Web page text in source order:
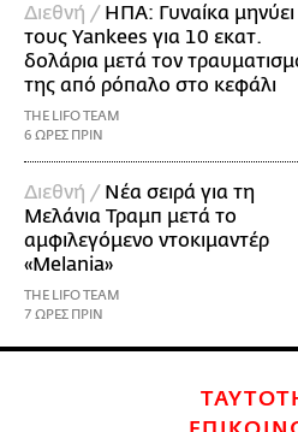
Διεθνή / ΗΠΑ: Γυναίκα μηνύει
τους Yankees για 10 εκατ.
δολάρια μετά τον
της από ρόπαλο στο κεφάλι
THE LIFO TEAM
6 ΩΡΕΣ ΠΡΙΝ
Διεθνή / Νέα σειρά για τη
Μελάνια Τραμπ μετά το
αμφιλεγόμενο ντοκιμαντέρ
«Melania»
THE LIFO TEAM
7 ΩΡΕΣ ΠΡΙΝ